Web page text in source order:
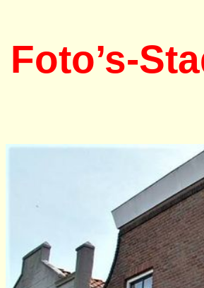
Foto’s-